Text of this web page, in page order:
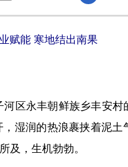
赋能 寒地结出南果
永丰朝鲜族乡丰安村
湿润的热浪裹挟着泥土
及，生机勃勃。